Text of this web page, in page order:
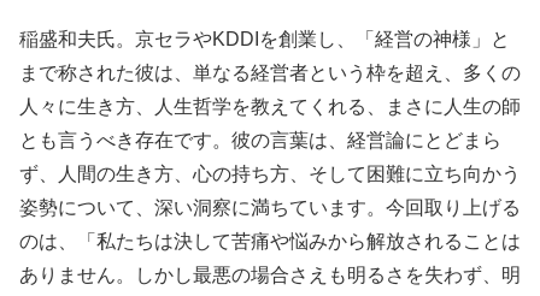
稲盛和夫氏。京セラやKDDIを創業し、「経営の神様」と
まで称された彼は、単なる経営者という枠を超え、多くの
人々に生き方、人生哲学を教えてくれる、まさに人生の師
とも言うべき存在です。彼の言葉は、経営論にとどまら
ず、人間の生き方、心の持ち方、そして困難に立ち向かう
姿勢について、深い洞察に満ちています。今回取り上げる
のは、「私たちは決して苦痛や悩みから解放されることは
ありません。しかし最悪の場合さえも明るさを失わず、明